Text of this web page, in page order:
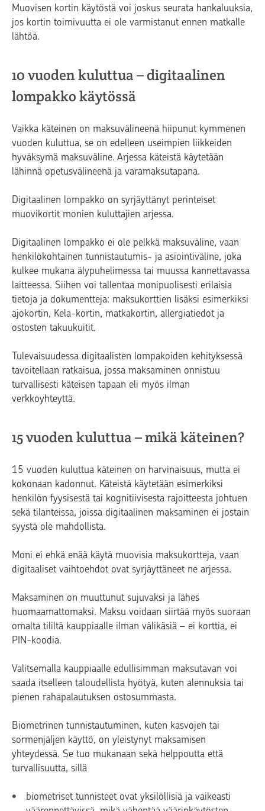
Muovisen kortin käytöstä voi joskus seurata hankaluuksia,
jos kortin toimivuutta ei ole varmistanut ennen matkalle
lähtöä.
10 vuoden kuluttua – digitaalinen
lompakko käytössä
Vaikka käteinen on maksuvälineenä hiipunut kymmenen
vuoden kuluttua, se on edelleen useimpien liikkeiden
hyväksymä maksuväline. Arjessa käteistä käytetään
lähinnä opetusvälineenä ja varamaksutapana.
Digitaalinen lompakko on syrjäyttänyt perinteiset
muovikortit monien kuluttajien arjessa.
Digitaalinen lompakko ei ole pelkkä maksuväline, vaan
henkilökohtainen tunnistautumis- ja asiointiväline, joka
kulkee mukana älypuhelimessa tai muussa kannettavassa
laitteessa. Siihen voi tallentaa monipuolisesti erilaisia
tietoja ja dokumentteja: maksukorttien lisäksi esimerkiksi
ajokortin, Kela-kortin, matkakortin, allergiatiedot ja
ostosten takuukuitit.
Tulevaisuudessa digitaalisten lompakoiden kehityksessä
tavoitellaan ratkaisua, jossa maksaminen onnistuu
turvallisesti käteisen tapaan eli myös ilman
verkkoyhteyttä.
15 vuoden kuluttua – mikä käteinen?
15 vuoden kuluttua käteinen on harvinaisuus, mutta ei
kokonaan kadonnut. Käteistä käytetään esimerkiksi
henkilön fyysisestä tai kognitiivisesta rajoitteesta johtuen
sekä tilanteissa, joissa digitaalinen maksaminen ei jostain
syystä ole mahdollista.
Moni ei ehkä enää käytä muovisia maksukortteja, vaan
digitaaliset vaihtoehdot ovat syrjäyttäneet ne arjessa.
Maksaminen on muuttunut sujuvaksi ja lähes
huomaamattomaksi. Maksu voidaan siirtää myös suoraan
omalta tililtä kauppiaalle ilman välikäsiä – ei korttia, ei
PIN-koodia.
Valitsemalla kauppiaalle edullisimman maksutavan voi
saada itselleen taloudellista hyötyä, kuten alennuksia tai
pienen rahapalautuksen ostosummasta.
Biometrinen tunnistautuminen, kuten kasvojen tai
sormenjäljen käyttö, on yleistynyt maksamisen
yhteydessä. Se tuo mukanaan sekä helppoutta että
turvallisuutta, sillä
biometriset tunnisteet ovat yksilöllisiä ja vaikeasti